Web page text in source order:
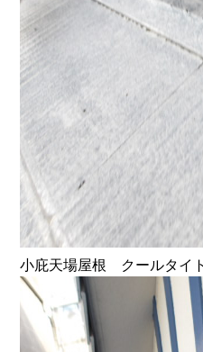
小庇天場屋根 クールタイ